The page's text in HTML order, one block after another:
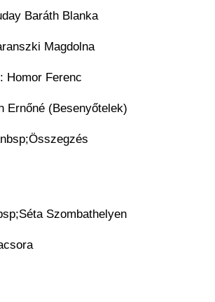
Baráth Blanka
Magdolna
Homor Ferenc
Ernőné (Besenyőtelek)
Szombathelyen